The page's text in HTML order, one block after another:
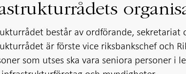
består av ordförande, sekretariat
är förste vice riksbankschef och
som utses ska vara seniora personer i